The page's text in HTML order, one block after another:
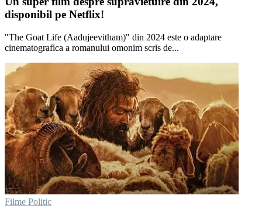
disponibil pe Netflix!
"The Goat Life (Aadujeevitham)" din 2024 este o adaptare
cinematografica a romanului omonim scris de...
Filme Politic